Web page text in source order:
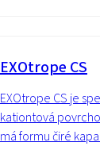
EXOtrope CS
EXOtrope CS je
kationtová
má formu čiré